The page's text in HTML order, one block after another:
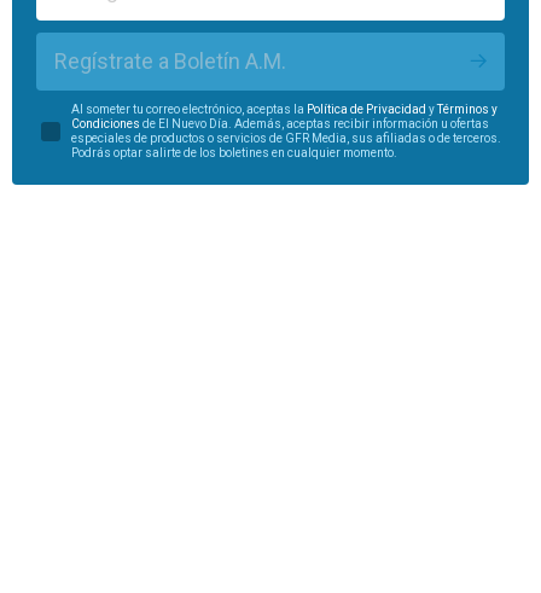
Regístrate a Boletín A.M.
Al someter tu correo electrónico, aceptas la Política de Privacidad yTérminos y
Condiciones de El Nuevo Día. Además, aceptas recibir información u ofertas
especiales de productos o servicios de GFR Media, sus afiliadas o de terceros.
Podrás optar salirte de los boletines en cualquier momento.